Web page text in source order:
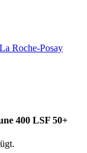
Roche-Posay
400 LSF 50+